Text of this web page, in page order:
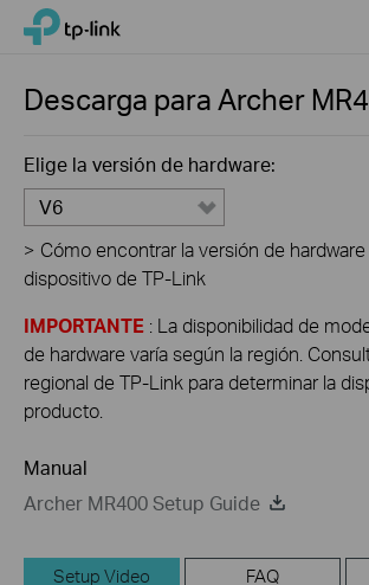
Click
navigation
TP-Link, Reliably Smart
Descarga paraArcher
Elige la versión de hardware:
V6
> Cómo encontrar la versión de
dispositivo de TP-Link
IMPORTANTE : La disponibilidad de
de hardware varía según la región.
regional de TP-Link para determinar la
producto.
Manual
Archer MR400 Setup Guide
Setup Video FAQ